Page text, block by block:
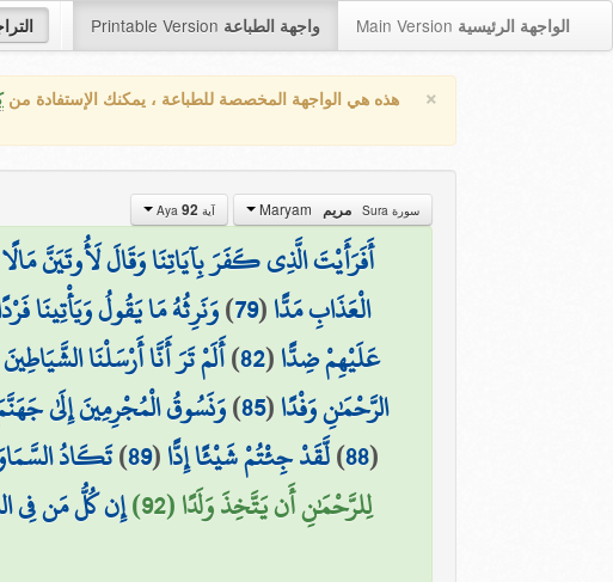
Printable Version واجهة الطباعة Main Version الواجهة الرئيسية
× هذه هي الواجهة المخصصة للطباعة ، يمكنك الإستفادة من
سورة Sura مريم آية Aya 92
أَفَرَأَيْتَ الَّذِي كَفَرَ بِآيَاتِنَا وَقَالَ لَأُوتَيَنَّ
الْعَذَابِ مَدًّا(
79
)وَنَرِثُهُ مَا يَقُولُ وَيَأْتِينَا
عَلَيْهِمْ ضِدًّا(
82
)أَلَمْ تَرَ أَنَّا أَرْسَلْنَا
الرَّحْمَٰنِ وَفْدًا(
85
)وَنَسُوقُ الْمُجْرِمِينَ إِلَىٰ
(
88
)لَّقَدْ جِئْتُمْ شَيْئًا إِدًّا(
89
)تَكَادُ
لِلرَّحْمَٰنِ أَن يَتَّخِذَ وَلَدًا (92)
إِن كُلُّ مَن فِي